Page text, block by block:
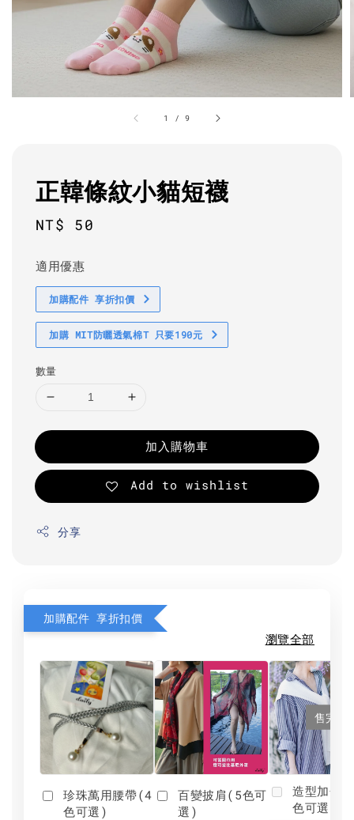
1 /9
正韓條紋小貓短襪
Regular
NT$ 50
適用優惠
加購配件 享折扣價
加購 MIT防曬透氣棉T 只要190元
數量
加入購物車
Add to wishlist
分享
加購配件 享折扣價
瀏覽全部
珍珠萬用腰帶(4
色可選)
百變披肩(5色可
選)
售完
造型加分
色可選)